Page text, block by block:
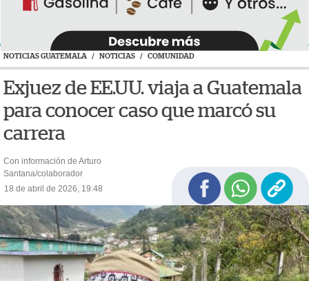
NOTICIAS GUATEMALA / NOTICIAS / COMUNIDAD
Exjuez de EE.UU. viaja a Guatemala
para conocer caso que marcó su
carrera
Con información de Arturo
Santana/colaborador
18 de abril de 2026, 19:48